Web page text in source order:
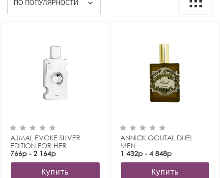
AJMAL EVOKE SILVER
EDITION FOR HER
766р - 2 164р
Купить
ANNICK GOUTAL DUEL
MEN
1 432р - 4 848р
Купить